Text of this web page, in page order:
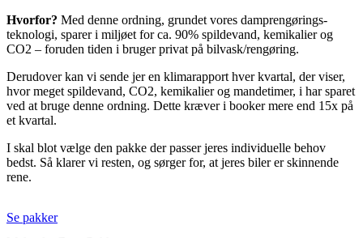
Hvorfor? Med denne ordning, grundet vores damprengørings-
teknologi, sparer i miljøet for ca. 90% spildevand, kemikalier og
CO2 – foruden tiden i bruger privat på bilvask/rengøring.
Derudover kan vi sende jer en klimarapport hver kvartal, der viser,
hvor meget spildevand, CO2, kemikalier og mandetimer, i har sparet
ved at bruge denne ordning. Dette kræver i booker mere end 15x på
et kvartal.
I skal blot vælge den pakke der passer jeres individuelle behov
bedst. Så klarer vi resten, og sørger for, at jeres biler er skinnende
rene.
Se pakker